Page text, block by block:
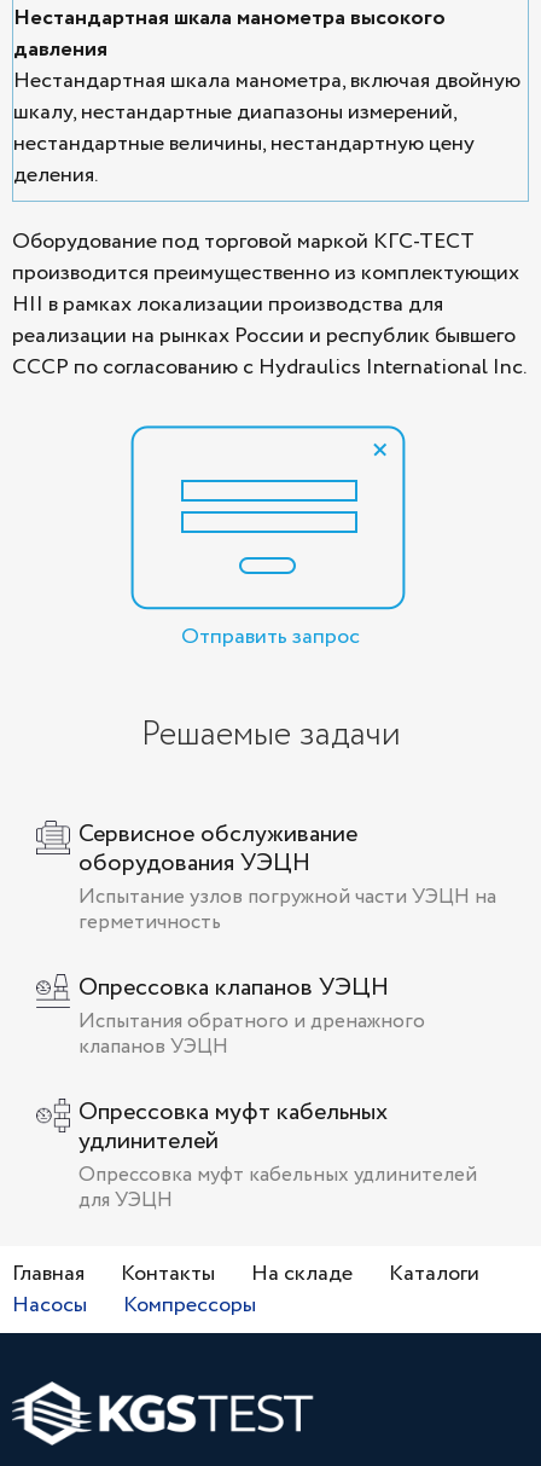
Нестандартная шкала манометра высокого
давления
Нестандартная шкала манометра, включая двойную
шкалу, нестандартные диапазоны измерений,
нестандартные величины, нестандартную цену
деления.
Оборудование под торговой маркой КГС-ТЕСТ
производится преимущественно из комплектующих
HII в рамках локализации производства для
реализации на рынках России и республик бывшего
СССР по согласованию с Hydraulics International Inc.
Отправить запрос
Решаемые задачи
Сервисное обслуживание
оборудования УЭЦН
Испытание узлов погружной части УЭЦН на
герметичность
Опрессовка клапанов УЭЦН
Испытания обратного и дренажного
клапанов УЭЦН
Опрессовка муфт кабельных
удлинителей
Опрессовка муфт кабельных удлинителей
для УЭЦН
Главная Контакты На складе
Каталоги
Насосы
Компрессоры